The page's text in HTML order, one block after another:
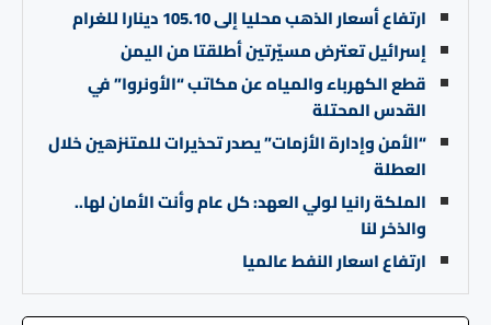
ارتفاع أسعار الذهب محليا إلى 105.10 دينارا للغرام
إسرائيل تعترض مسيّرتين أطلقتا من اليمن
قطع الكهرباء والمياه عن مكاتب “الأونروا” في
القدس المحتلة
“الأمن وإدارة الأزمات” يصدر تحذيرات للمتنزهين خلال
العطلة
الملكة رانيا لولي العهد: كل عام وأنت الأمان لها..
والذخر لنا
ارتفاع اسعار النفط عالميا